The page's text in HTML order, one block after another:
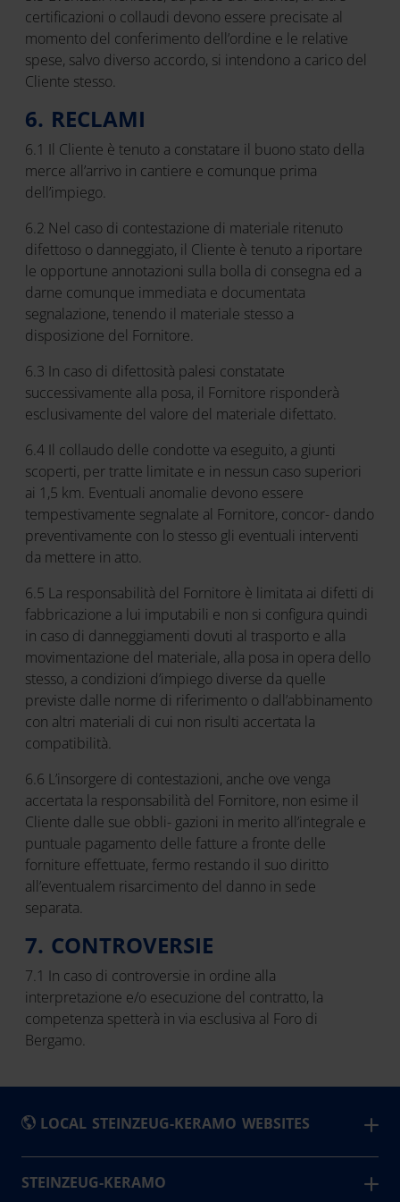
certificazioni o collaudi devono essere precisate al
momento del conferimento dell’ordine e le relative
spese, salvo diverso accordo, si intendono a carico del
Cliente stesso.
6. RECLAMI
6.1 Il Cliente è tenuto a constatare il buono stato della
merce all’arrivo in cantiere e comunque prima
dell’impiego.
6.2 Nel caso di contestazione di materiale ritenuto
difettoso o danneggiato, il Cliente è tenuto a riportare
le opportune annotazioni sulla bolla di consegna ed a
darne comunque immediata e documentata
segnalazione, tenendo il materiale stesso a
disposizione del Fornitore.
6.3 In caso di difettosità palesi constatate
successivamente alla posa, il Fornitore risponderà
esclusivamente del valore del materiale difettato.
6.4 Il collaudo delle condotte va eseguito, a giunti
scoperti, per tratte limitate e in nessun caso superiori
ai 1,5 km. Eventuali anomalie devono essere
tempestivamente segnalate al Fornitore, concor- dando
preventivamente con lo stesso gli eventuali interventi
da mettere in atto.
6.5 La responsabilità del Fornitore è limitata ai difetti di
fabbricazione a lui imputabili e non si configura quindi
in caso di danneggiamenti dovuti al trasporto e alla
movimentazione del materiale, alla posa in opera dello
stesso, a condizioni d’impiego diverse da quelle
previste dalle norme di riferimento o dall’abbinamento
con altri materiali di cui non risulti accertata la
compatibilità.
6.6 L’insorgere di contestazioni, anche ove venga
accertata la responsabilità del Fornitore, non esime il
Cliente dalle sue obbli- gazioni in merito all’integrale e
puntuale pagamento delle fatture a fronte delle
forniture effettuate, fermo restando il suo diritto
all’eventualem risarcimento del danno in sede
separata.
7. CONTROVERSIE
7.1 In caso di controversie in ordine alla
interpretazione e/o esecuzione del contratto, la
competenza spetterà in via esclusiva al Foro di
Bergamo.
LOCAL STEINZEUG-KERAMO WEBSITES
STEINZEUG-KERAMO